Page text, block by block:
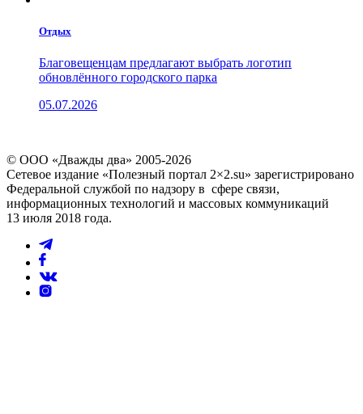
Отдых
Благовещенцам предлагают выбрать логотип
обновлённого городского парка
05.07.2026
© ООО «Дважды два» 2005-2026
Сетевое издание «Полезный портал 2×2.su» зарегистрировано
Федеральной службой по надзору в сфере связи,
информационных технологий и массовых коммуникаций
13 июля 2018 года.